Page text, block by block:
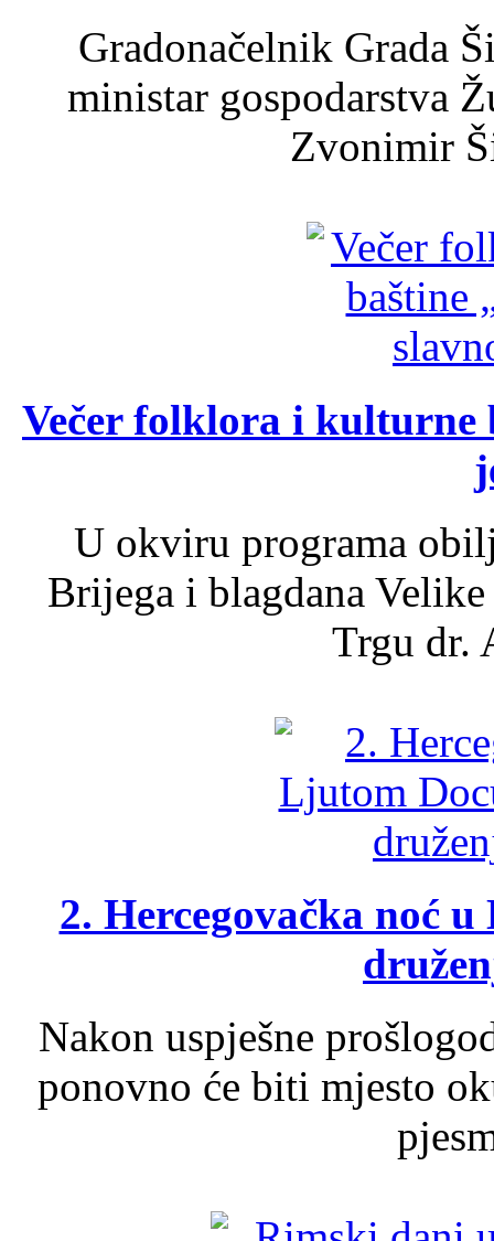
Gradonačelnik Grada
ministar gospodarstva
Zvonimir
Večer folklora i kulturne
U okviru programa
Brijega i blagdana
Trgu dr.
2. Hercegovačka noć
Nakon uspješne
ponovno će biti mjesto